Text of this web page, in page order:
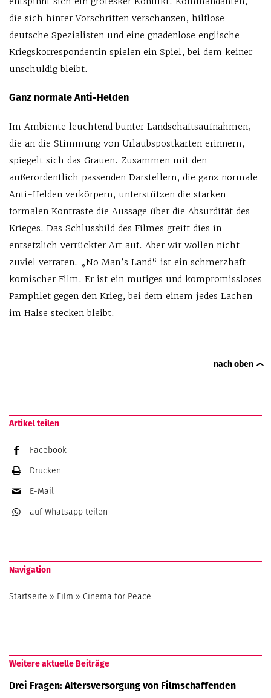
die sich hinter Vorschriften verschanzen, hilflose
deutsche Spezialisten und eine gnadenlose englische
Kriegskorrespondentin spielen ein Spiel, bei dem keiner
unschuldig bleibt.
Ganz normale Anti-Helden
Im Ambiente leuchtend bunter Landschaftsaufnahmen,
die an die Stimmung von Urlaubspostkarten erinnern,
spiegelt sich das Grauen. Zusammen mit den
außerordentlich passenden Darstellern, die ganz normale
Anti-Helden verkörpern, unterstützen die starken
formalen Kontraste die Aussage über die Absurdität des
Krieges. Das Schlussbild des Filmes greift dies in
entsetzlich verrückter Art auf. Aber wir wollen nicht
zuviel verraten. „No Man’s Land“ ist ein schmerzhaft
komischer Film. Er ist ein mutiges und kompromissloses
Pamphlet gegen den Krieg, bei dem einem jedes Lachen
im Halse stecken bleibt.
nach oben
Artikel teilen
Facebook
Drucken
E-Mail
auf Whatsapp teilen
Navigation
Startseite » Film » Cinema for Peace
Weitere aktuelle Beiträge
Drei Fragen: Altersversorgung von Filmschaffenden